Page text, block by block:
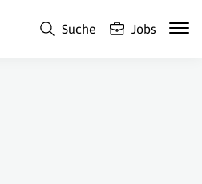
Suche Jobs